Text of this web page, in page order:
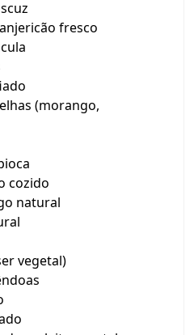
fresco
(morango,
cozido
natural
vegetal)